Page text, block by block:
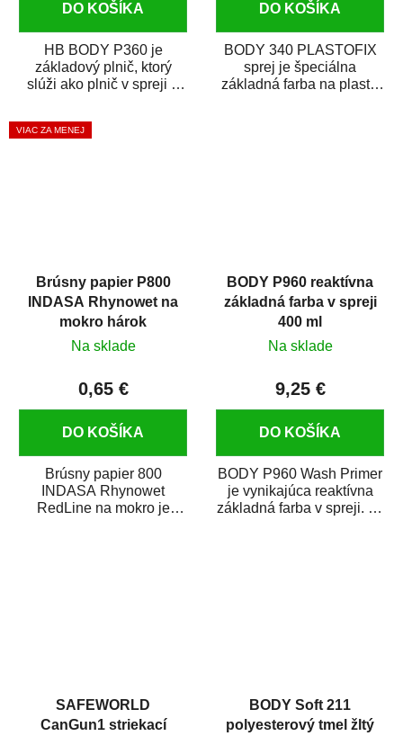
DO KOŠÍKA
HB BODY P360 je
základový plnič, ktorý
slúži ako plnič v spreji a
zároveň. HB BODY...
DO KOŠÍKA
BODY 340 PLASTOFIX
sprej je špeciálna
základná farba na plasty,
VIAC ZA MENEJ
Brúsny papier P800
INDASA Rhynowet na
mokro hárok
Na sklade
0,65 €
DO KOŠÍKA
Brúsny papier 800
INDASA Rhynowet
RedLine na mokro je
BODY P960 reaktívna
základná farba v spreji
400 ml
Na sklade
9,25 €
DO KOŠÍKA
BODY P960 Wash Primer
je vynikajúca reaktívna
základná farba v spreji. Je
SAFEWORLD
CanGun1 striekací
BODY Soft 211
polyesterový tmel žltý